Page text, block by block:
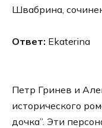
Швабрина,
Ответ: Ekaterina
Петр Гринев и
исторического
дочка”. Эти